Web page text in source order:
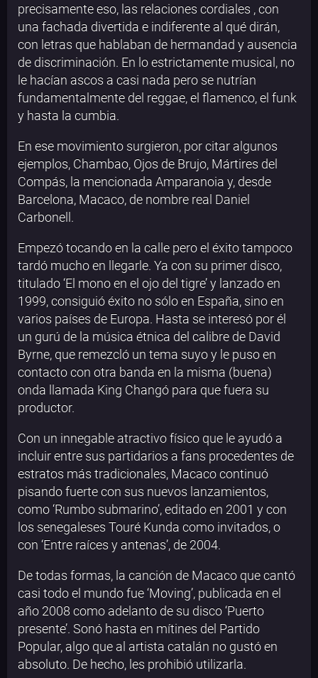
precisamente eso, las relaciones cordiales , con
una fachada divertida e indiferente al qué dirán,
con letras que hablaban de hermandad y ausencia
de discriminación. En lo estrictamente musical, no
le hacían ascos a casi nada pero se nutrían
fundamentalmente del reggae, el flamenco, el funk
y hasta la cumbia.
En ese movimiento surgieron, por citar algunos
ejemplos, Chambao, Ojos de Brujo, Mártires del
Compás, la mencionada Amparanoia y, desde
Barcelona, Macaco, de nombre real Daniel
Carbonell.
Empezó tocando en la calle pero el éxito tampoco
tardó mucho en llegarle. Ya con su primer disco,
titulado ‘El mono en el ojo del tigre’ y lanzado en
1999, consiguió éxito no sólo en España, sino en
varios países de Europa. Hasta se interesó por él
un gurú de la música étnica del calibre de David
Byrne, que remezcló un tema suyo y le puso en
contacto con otra banda en la misma (buena)
onda llamada King Changó para que fuera su
productor.
Con un innegable atractivo físico que le ayudó a
incluir entre sus partidarios a fans procedentes de
estratos más tradicionales, Macaco continuó
pisando fuerte con sus nuevos lanzamientos,
como ‘Rumbo submarino’, editado en 2001 y con
los senegaleses Touré Kunda como invitados, o
con ‘Entre raíces y antenas’, de 2004.
De todas formas, la canción de Macaco que cantó
casi todo el mundo fue ‘Moving’, publicada en el
año 2008 como adelanto de su disco ‘Puerto
presente’. Sonó hasta en mítines del Partido
Popular, algo que al artista catalán no gustó en
absoluto. De hecho, les prohibió utilizarla.